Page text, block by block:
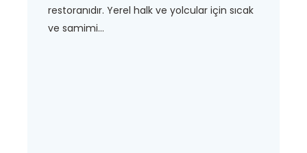
restoranıdır. Yerel halk ve yolcular için sıcak
ve samimi...